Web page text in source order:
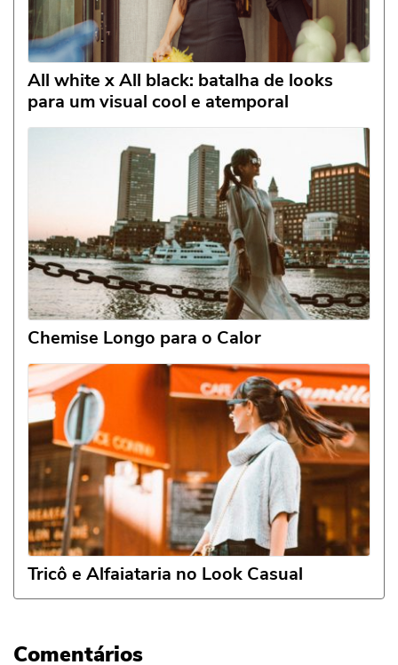
All white x All black: batalha de looks
para um visual cool e atemporal
Chemise Longo para o Calor
Tricô e Alfaiataria no Look Casual
Comentários